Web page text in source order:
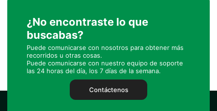
¿No encontraste lo que
buscabas?
Puede comunicarse con nosotros para obtener más
recorridos u otras cosas.
Puede comunicarse con nuestro equipo de soporte
las 24 horas del día, los 7 días de la semana.
Contáctenos